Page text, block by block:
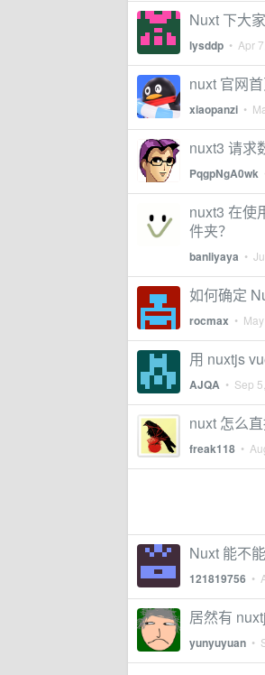
Nuxt 下大
lysddp • Apr
nuxt 官网
xiaopanzi •
nuxt3 请求
PqgpNgA0wk
nuxt3 在使
件夹？
banliyaya •
如何确定
rocmax •
用 nuxtjs
AJQA • Sep
nuxt 怎么
freak118 •
Nuxt 能不
121819756 •
居然有
yunyuyuan •